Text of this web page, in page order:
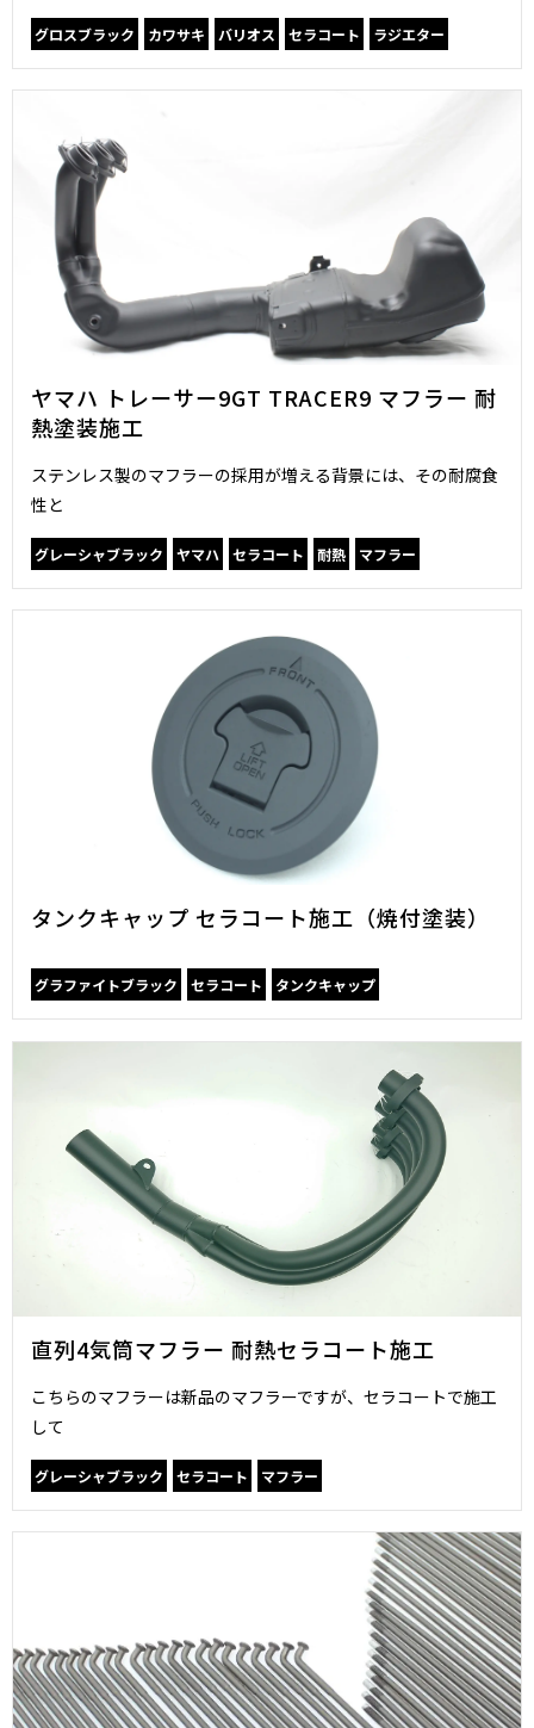
グロスブラック カワサキ バリオス セラコート ラジエター
ヤマハ トレーサー9GT TRACER9 マフラー 耐
熱塗装施工
ステンレス製のマフラーの採用が増える背景には、その耐腐食
性と
グレーシャブラック ヤマハ セラコート 耐熱 マフラー
タンクキャップ セラコート施工（焼付塗装）
グラファイトブラック セラコート タンクキャップ
直列4気筒マフラー 耐熱セラコート施工
こちらのマフラーは新品のマフラーですが、セラコートで施工
して
グレーシャブラック セラコート マフラー